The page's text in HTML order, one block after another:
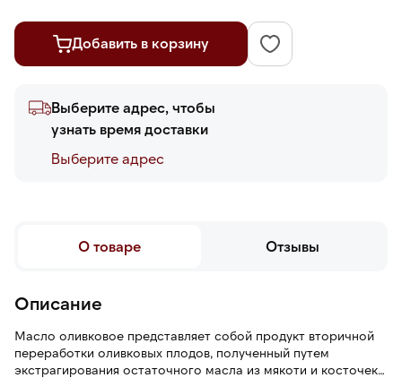
Добавить в корзину
Выберите адрес, чтобы
узнать время доставки
Выберите адреc
О товаре Отзывы
Описание
Масло оливковое представляет собой продукт вторичной
переработки оливковых плодов, полученный путем
экстрагирования остаточного масла из мякоти и косточек